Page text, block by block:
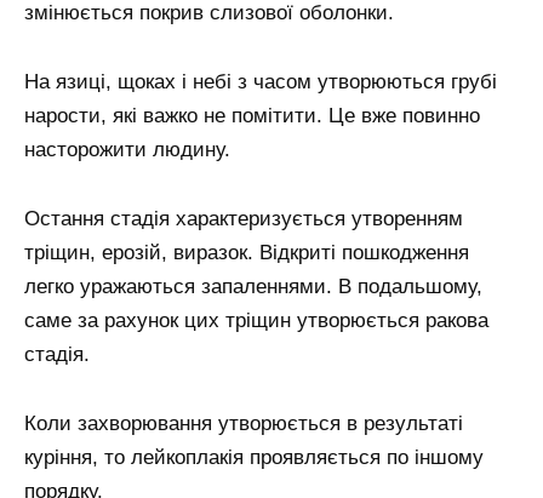
змінюється покрив слизової оболонки.
На язиці, щоках і небі з часом утворюються грубі
нарости, які важко не помітити. Це вже повинно
насторожити людину.
Остання стадія характеризується утворенням
тріщин, ерозій, виразок. Відкриті пошкодження
легко уражаються запаленнями. В подальшому,
саме за рахунок цих тріщин утворюється ракова
стадія.
Коли захворювання утворюється в результаті
куріння, то лейкоплакія проявляється по іншому
порядку.